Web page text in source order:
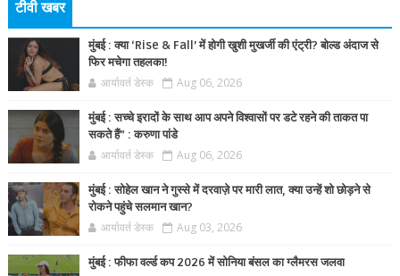
टीवी खबर
मुंबई : क्या ‘Rise & Fall’ में होगी खुशी मुखर्जी की एंट्री? बोल्ड अंदाज से
फिर मचेगा तहलका!
आर्यावर्त डेस्क Aug 06, 2026
मुंबई : सच्चे इरादों के साथ आप अपने विश्वासों पर डटे रहने की ताकत पा
सकते हैं” : करुणा पांडे
आर्यावर्त डेस्क Aug 06, 2026
मुंबई : सोहेल खान ने गुस्से में दरवाज़े पर मारी लात, क्या उन्हें शो छोड़ने से
रोकने पहुंचे सलमान खान?
आर्यावर्त डेस्क Aug 03, 2026
मुंबई : फीफा वर्ल्ड कप 2026 में सोनिया बंसल का ग्लैमरस जलवा